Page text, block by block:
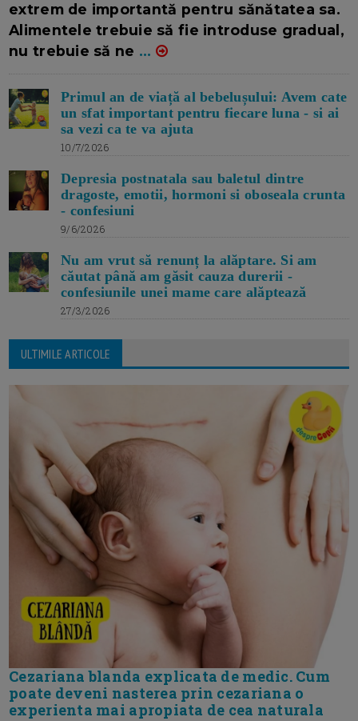
extrem de importantă pentru sănătatea sa.
Alimentele trebuie să fie introduse gradual,
nu trebuie să ne ...
Primul an de viață al bebelușului: Avem cate
un sfat important pentru fiecare luna - si ai
sa vezi ca te va ajuta
10/7/2026
Depresia postnatala sau baletul dintre
dragoste, emotii, hormoni si oboseala crunta
- confesiuni
9/6/2026
Nu am vrut să renunț la alăptare. Si am
căutat până am găsit cauza durerii -
confesiunile unei mame care alăptează
27/3/2026
ULTIMILE ARTICOLE
Cezariana blanda explicata de medic. Cum
poate deveni nasterea prin cezariana o
experienta mai apropiata de cea naturala